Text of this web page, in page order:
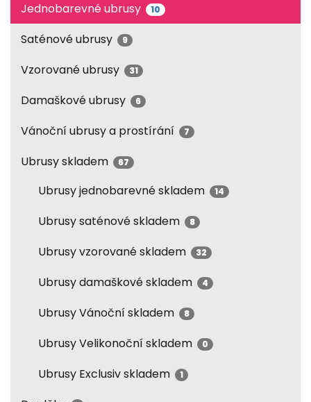
Jednobarevné ubrusy 10
Saténové ubrusy 9
Vzorované ubrusy 31
Damaškové ubrusy 6
Vánoční ubrusy a prostírání 7
Ubrusy skladem 67
Ubrusy jednobarevné skladem 14
Ubrusy saténové skladem 8
Ubrusy vzorované skladem 32
Ubrusy damaškové skladem 4
Ubrusy Vánoční skladem 8
Ubrusy Velikonoční skladem 0
Ubrusy Exclusiv skladem 1